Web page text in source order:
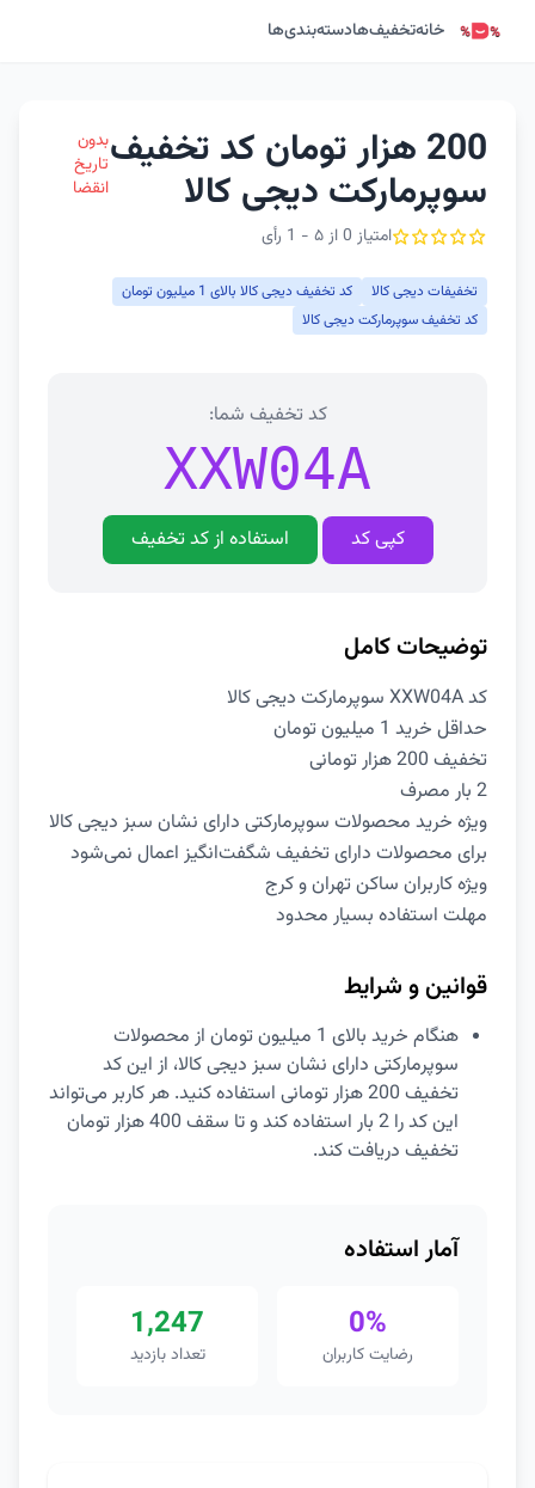
خانهتخفیف‌هادسته‌بندی‌ها
200 هزار تومان کد تخفیف
سوپرمارکت دیجی کالا
امتیاز 0 از ۵ - 1 رأی
بدون
تاریخ
انقضا
تخفیفات دیجی کالا
کد تخفیف دیجی کالا بالای 1 میلیون تومان
کد تخفیف سوپرمارکت دیجی کالا
کد تخفیف شما:
XXW04A
کپی کد استفاده از کد تخفیف
توضیحات کامل
کد XXW04A سوپرمارکت دیجی کالا
حداقل خرید 1 میلیون تومان
تخفیف 200 هزار تومانی
2 بار مصرف
ویژه خرید محصولات سوپرمارکتی دارای نشان سبز دیجی کالا
برای محصولات دارای تخفیف شگفت‌انگیز اعمال نمی‌شود
ویژه کاربران ساکن تهران و کرج
مهلت استفاده بسیار محدود
قوانین و شرایط
هنگام خرید بالای 1 میلیون تومان از محصولات
سوپرمارکتی دارای نشان سبز دیجی کالا، از این کد
تخفیف 200 هزار تومانی استفاده کنید. هر کاربر می‌تواند
این کد را 2 بار استفاده کند و تا سقف 400 هزار تومان
تخفیف دریافت کند.
آمار استفاده
0%
رضایت کاربران
1,247
تعداد بازدید